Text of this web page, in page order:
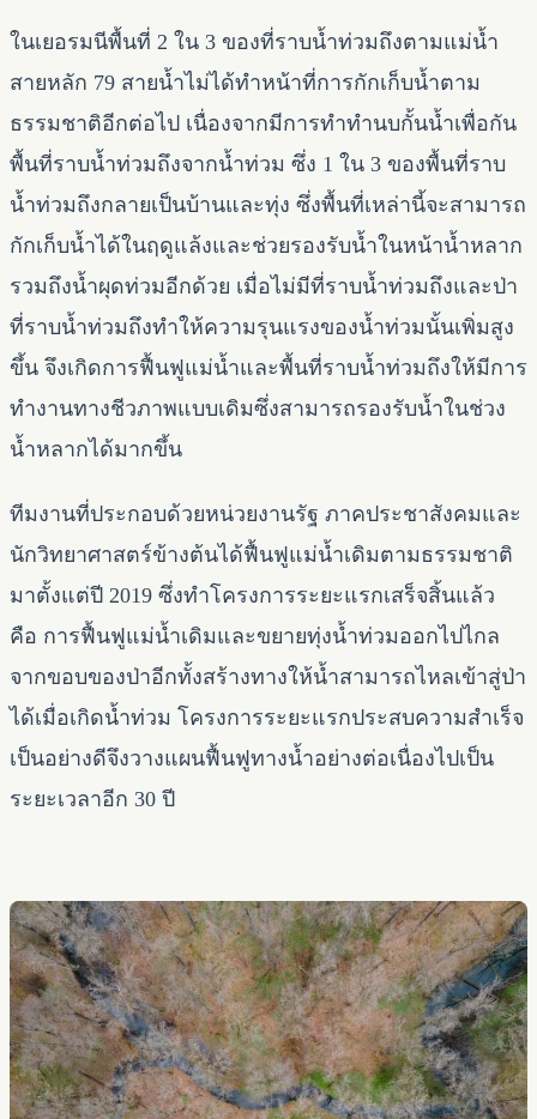
ในเยอรมนีพื้นที่ 2 ใน 3 ของที่ราบน้ำท่วมถึงตามแม่น้ำ
สายหลัก 79 สายน้ำไม่ได้ทำหน้าที่การกักเก็บน้ำตาม
ธรรมชาติอีกต่อไป เนื่องจากมีการทำทำนบกั้นน้ำเพื่อกัน
พื้นที่ราบน้ำท่วมถึงจากน้ำท่วม ซึ่ง 1 ใน 3 ของพื้นที่ราบ
น้ำท่วมถึงกลายเป็นบ้านและทุ่ง ซึ่งพื้นที่เหล่านี้จะสามารถ
กักเก็บน้ำได้ในฤดูแล้งและช่วยรองรับน้ำในหน้าน้ำหลาก
รวมถึงน้ำผุดท่วมอีกด้วย เมื่อไม่มีที่ราบน้ำท่วมถึงและป่า
ที่ราบน้ำท่วมถึงทำให้ความรุนแรงของน้ำท่วมนั้นเพิ่มสูง
ขึ้น จึงเกิดการฟื้นฟูแม่น้ำและพื้นที่ราบน้ำท่วมถึงให้มีการ
ทำงานทางชีวภาพแบบเดิมซึ่งสามารถรองรับน้ำในช่วง
น้ำหลากได้มากขึ้น
ทีมงานที่ประกอบด้วยหน่วยงานรัฐ ภาคประชาสังคมและ
นักวิทยาศาสตร์ข้างต้นได้ฟื้นฟูแม่น้ำเดิมตามธรรมชาติ
มาตั้งแต่ปี 2019 ซึ่งทำโครงการระยะแรกเสร็จสิ้นแล้ว
คือ การฟื้นฟูแม่น้ำเดิมและขยายทุ่งน้ำท่วมออกไปไกล
จากขอบของป่าอีกทั้งสร้างทางให้น้ำสามารถไหลเข้าสู่ป่า
ได้เมื่อเกิดน้ำท่วม โครงการระยะแรกประสบความสำเร็จ
เป็นอย่างดีจึงวางแผนฟื้นฟูทางน้ำอย่างต่อเนื่องไปเป็น
ระยะเวลาอีก 30 ปี